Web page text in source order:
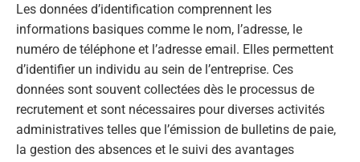
Les données d’identification comprennent les
informations basiques comme le nom, l’adresse, le
numéro de téléphone et l’adresse email. Elles permettent
d’identifier un individu au sein de l’entreprise. Ces
données sont souvent collectées dès le processus de
recrutement et sont nécessaires pour diverses activités
administratives telles que l’émission de bulletins de paie,
la gestion des absences et le suivi des avantages